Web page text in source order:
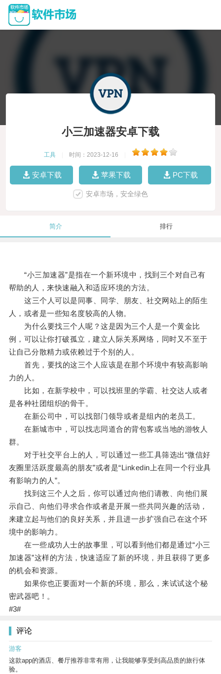
小三加速器安卓下载
工具 时间：2023-12-16
安卓下载 苹果下载 PC下载
安卓市场，安全绿色
简介 排行
“小三加速器”是指在一个新环境中，找到三个对自己有
帮助的人，来快速融入和适应环境的方法。
这三个人可以是同事、同学、朋友、社交网站上的陌生
人，或者是一些知名度较高的人物。
为什么要找三个人呢？这是因为三个人是一个黄金比
例，可以让你打破孤立，建立人际关系网络，同时又不至于
让自己分散精力或依赖过于个别的人。
首先，要找的这三个人应该是在那个环境中有较高影响
力的人。
比如，在新学校中，可以找班里的学霸、社交达人或者
是各种社团组织的骨干。
在新公司中，可以找部门领导或者是组内的老员工。
在新城市中，可以找志同道合的背包客或当地的游牧人
群。
对于社交平台上的人，可以通过一些工具筛选出“微信好
友圈里活跃度最高的朋友”或者是“Linkedin上在同一个行业具
有影响力的人”。
找到这三个人之后，你可以通过向他们请教、向他们展
示自己、向他们寻求合作或者是开展一些共同兴趣的活动，
来建立起与他们的良好关系，并且进一步扩强自己在这个环
境中的影响力。
在一些成功人士的故事里，可以看到他们都是通过“小三
加速器”这样的方法，快速适应了新的环境，并且获得了更多
的机会和资源。
如果你也正要面对一个新的环境，那么，来试试这个秘
密武器吧！。
#3#
评论
游客
这款app的酒店、餐厅推荐非常有用，让我能够享受到高品质的旅行体
验。